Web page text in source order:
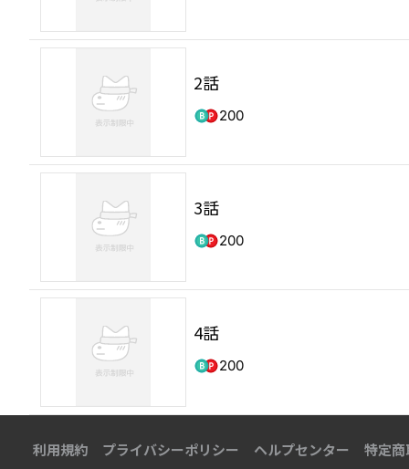
2話
200
3話
200
4話
200
利用規約 プライバシーポリシー ヘルプセンター 特定